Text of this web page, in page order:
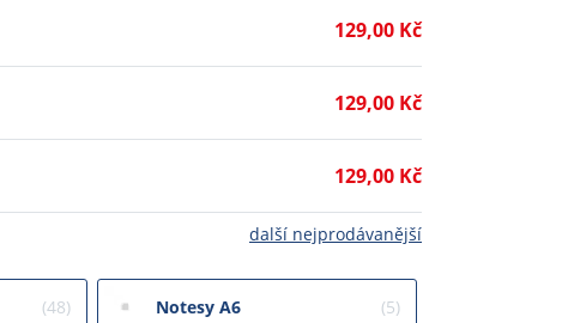
129,00 Kč
129,00 Kč
129,00 Kč
další nejprodávanější
(48) Notesy A6 (5)